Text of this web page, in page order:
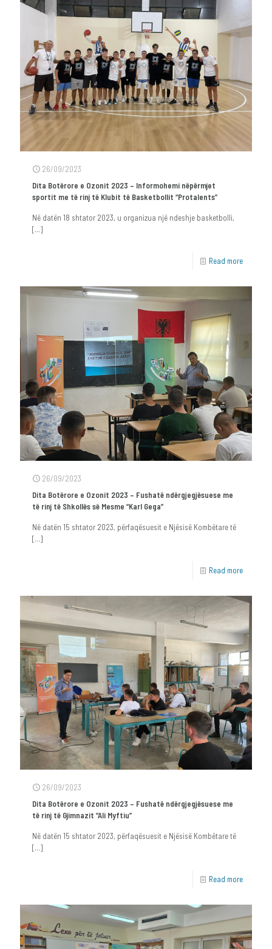
26/09/2023
Dita Botërore e Ozonit 2023 – Informohemi nëpërmjet
sportit me të rinj të Klubit të Basketbollit “Protalents”
Në datën 18 shtator 2023, u organizua një ndeshje basketbolli,
[…]
Read more
26/09/2023
Dita Botërore e Ozonit 2023 – Fushatë ndërgjegjësuese me
të rinj të Shkollës së Mesme “Karl Gega”
Në datën 15 shtator 2023, përfaqësuesit e Njësisë Kombëtare të
[…]
Read more
26/09/2023
Dita Botërore e Ozonit 2023 – Fushatë ndërgjegjësuese me
të rinj të Gjimnazit “Ali Myftiu”
Në datën 15 shtator 2023, përfaqësuesit e Njësisë Kombëtare të
[…]
Read more